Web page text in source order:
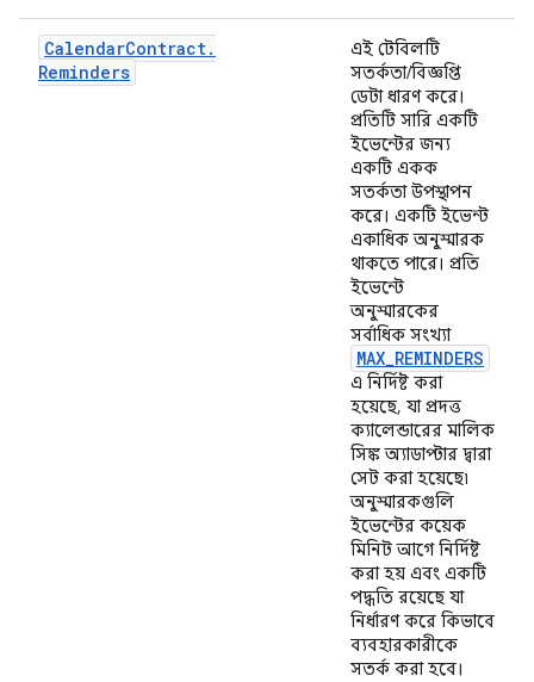
CalendarContract.
Reminders
এই টেবিলটি
সতর্কতা/বিজ্ঞপ্তি
ডেটা ধারণ করে।
প্রতিটি সারি একটি
ইভেন্টের জন্য
একটি একক
সতর্কতা উপস্থাপন
করে। একটি ইভেন্ট
একাধিক অনুস্মারক
থাকতে পারে। প্রতি
ইভেন্টে
অনুস্মারকের
সর্বাধিক সংখ্যা
MAX_REMINDERS
এ নির্দিষ্ট করা
হয়েছে, যা প্রদত্ত
ক্যালেন্ডারের মালিক
সিঙ্ক অ্যাডাপ্টার দ্বারা
সেট করা হয়েছে৷
অনুস্মারকগুলি
ইভেন্টের কয়েক
মিনিট আগে নির্দিষ্ট
করা হয় এবং একটি
পদ্ধতি রয়েছে যা
নির্ধারণ করে কিভাবে
ব্যবহারকারীকে
সতর্ক করা হবে।